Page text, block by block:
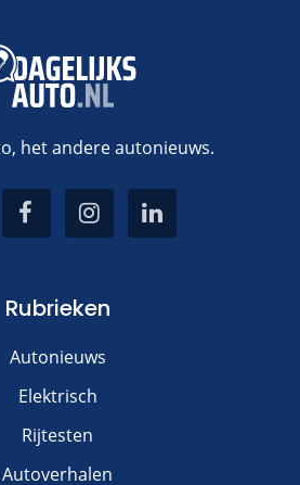
het andere autonieuws.
Rubrieken
Autonieuws
Elektrisch
Rijtesten
Autoverhalen